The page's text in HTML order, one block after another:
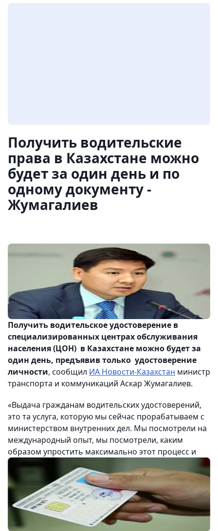
Получить водительские
права в Казахстане можно
будет за один день и по
одному документу -
Жумагалиев
Получить водительское удостоверение в
специализированных центрах обслуживания
населения (ЦОН) в Казахстане можно будет за
один день, предъявив только удостоверение
личности, сообщил ИА Новости-Казахстан министр
транспорта и коммуникаций Аскар Жумагалиев.
«Выдача гражданам водительских удостоверений,
это та услуга, которую мы сейчас прорабатываем с
министерством внутренних дел. Мы посмотрели на
международный опыт, мы посмотрели, каким
образом упростить максимально этот процесс и